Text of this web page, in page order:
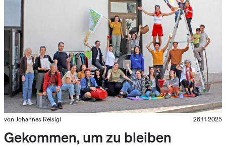
von Johannes Reisigl 26.11.2025
Gekommen, um zu bleiben